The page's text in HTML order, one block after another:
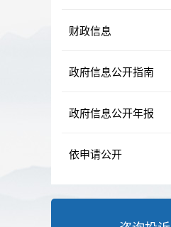
财政信息
政府信息公开指南
政府信息公开年报
依申请公开